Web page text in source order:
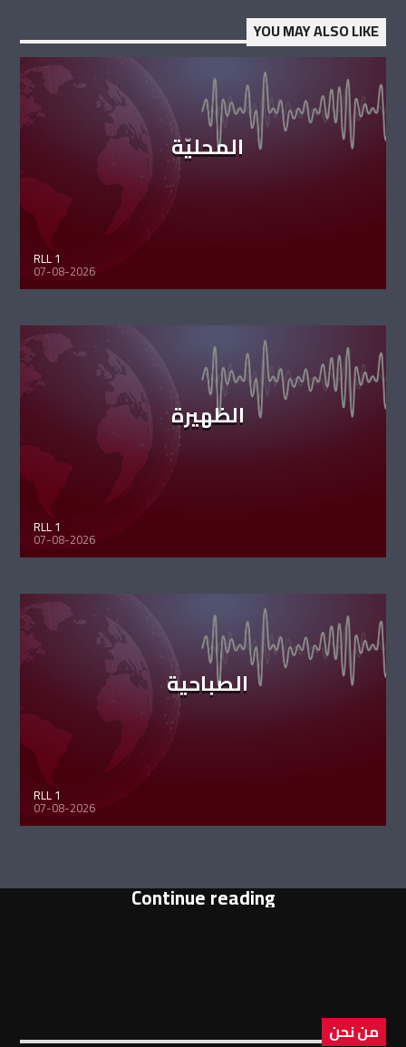
YOU MAY ALSO LIKE
المحليّة
RLL 1
07-08-2026
الظهيرة
RLL 1
07-08-2026
الصباحية
RLL 1
07-08-2026
Continue reading
من نحن